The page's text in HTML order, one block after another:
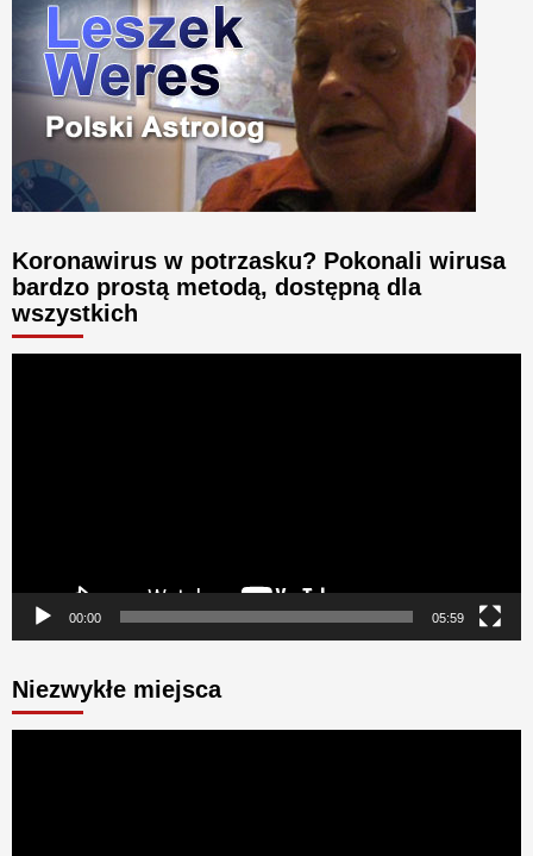
Koronawirus w potrzasku? Pokonali wirusa
bardzo prostą metodą, dostępną dla
wszystkich
00:00 05:59
Niezwykłe miejsca